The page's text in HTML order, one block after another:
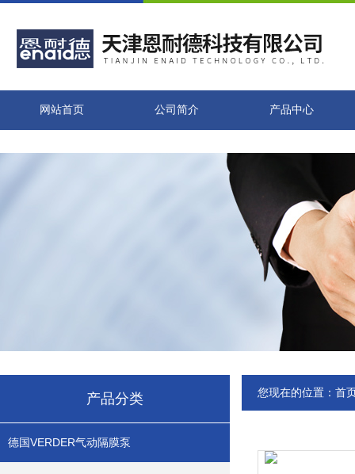
网站首页 公司简介 产品中心
产品分类
德国VERDER气动隔膜泵
您现在的位置： 首